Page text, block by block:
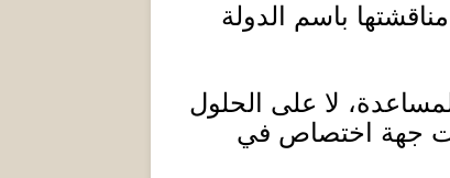
باسم الدولة
لا على الحلول
جهة اختصاص في